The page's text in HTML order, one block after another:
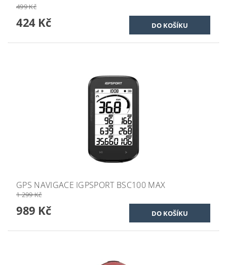
499 Kč
424 Kč
GPS NAVIGACE IGPSPORT BSC100 MAX
1 299 Kč
989 Kč